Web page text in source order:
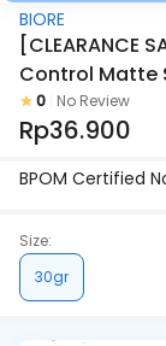
BIORE
[CLEARANCE
Control Matte
0 No Review
Rp36.900
BPOM Certified
Size:
30gr